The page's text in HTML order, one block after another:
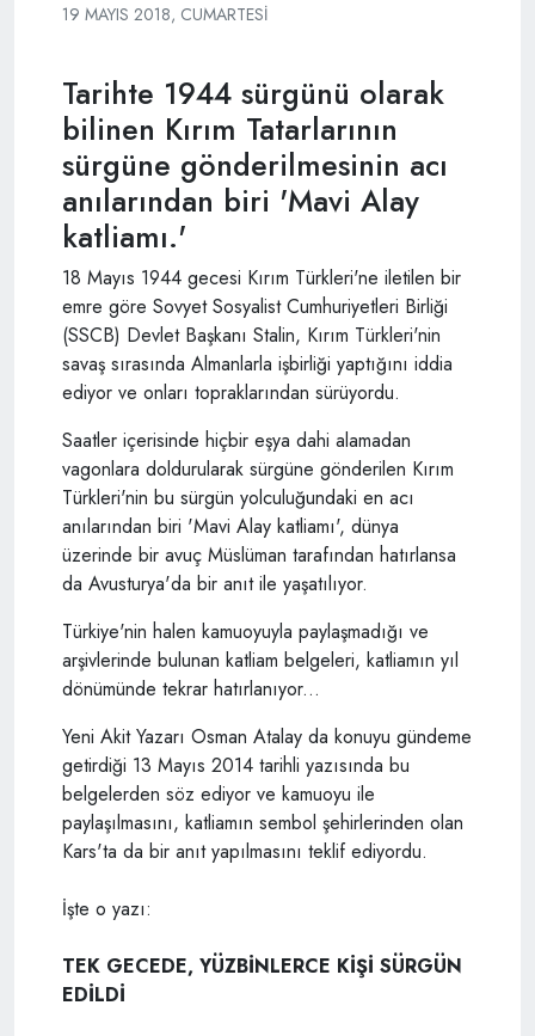
19 MAYIS 2018, CUMARTESI
Tarihte 1944 sürgünü olarak
bilinen Kırım Tatarlarının
sürgüne gönderilmesinin acı
anılarından biri 'Mavi Alay
katliamı.'
18 Mayıs 1944 gecesi Kırım Türkleri'ne iletilen bir
emre göre Sovyet Sosyalist Cumhuriyetleri Birliği
(SSCB) Devlet Başkanı Stalin, Kırım Türkleri'nin
savaş sırasında Almanlarla işbirliği yaptığını iddia
ediyor ve onları topraklarından sürüyordu.
Saatler içerisinde hiçbir eşya dahi alamadan
vagonlara doldurularak sürgüne gönderilen Kırım
Türkleri'nin bu sürgün yolculuğundaki en acı
anılarından biri 'Mavi Alay katliamı', dünya
üzerinde bir avuç Müslüman tarafından hatırlansa
da Avusturya'da bir anıt ile yaşatılıyor.
Türkiye'nin halen kamuoyuyla paylaşmadığı ve
arşivlerinde bulunan katliam belgeleri, katliamın yıl
dönümünde tekrar hatırlanıyor...
Yeni Akit Yazarı Osman Atalay da konuyu gündeme
getirdiği 13 Mayıs 2014 tarihli yazısında bu
belgelerden söz ediyor ve kamuoyu ile
paylaşılmasını, katliamın sembol şehirlerinden olan
Kars'ta da bir anıt yapılmasını teklif ediyordu.
İşte o yazı:
TEK GECEDE, YÜZBİNLERCE KİŞİ SÜRGÜN
EDİLDİ